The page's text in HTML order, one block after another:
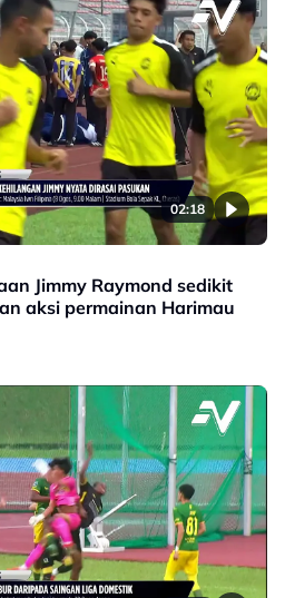
02:18
Jimmy Raymond sedikit
aksi permainan Harimau